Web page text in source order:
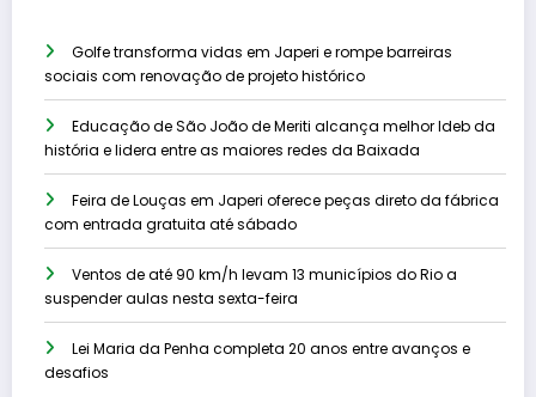
Golfe transforma vidas em Japeri e rompe barreiras
sociais com renovação de projeto histórico
Educação de São João de Meriti alcança melhor Ideb da
história e lidera entre as maiores redes da Baixada
Feira de Louças em Japeri oferece peças direto da fábrica
com entrada gratuita até sábado
Ventos de até 90 km/h levam 13 municípios do Rio a
suspender aulas nesta sexta-feira
Lei Maria da Penha completa 20 anos entre avanços e
desafios